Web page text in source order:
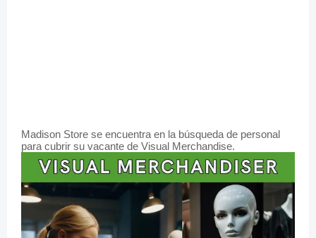
Madison Store se encuentra en la búsqueda de personal
para cubrir su vacante de Visual Merchandise.